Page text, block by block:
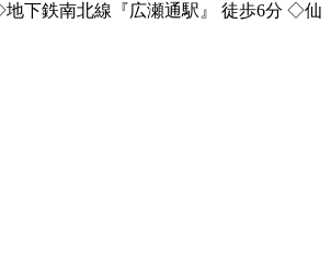
下鉄南北線『広瀬通駅』 徒歩6分 ◇仙